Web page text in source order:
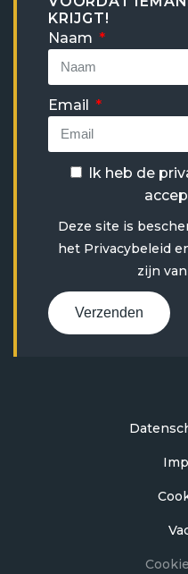
KRIJGT!
Naam
Email
Ik heb de
Deze site is
het Privacybeleid
zijn
Verzenden